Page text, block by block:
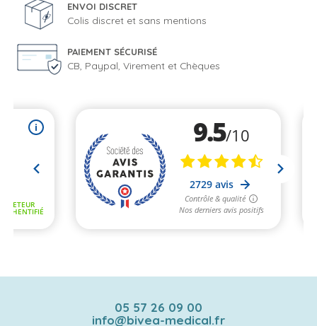
ENVOI DISCRET
Colis discret et sans mentions
PAIEMENT SÉCURISÉ
CB, Paypal, Virement et Chèques
05 57 26 09 00
info@bivea-medical.fr